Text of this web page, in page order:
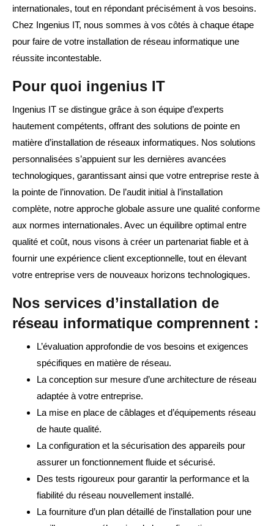
internationales, tout en répondant précisément à vos besoins.
Chez Ingenius IT, nous sommes à vos côtés à chaque étape
pour faire de votre installation de réseau informatique une
réussite incontestable.
Pour quoi ingenius IT
Ingenius IT se distingue grâce à son équipe d’experts
hautement compétents, offrant des solutions de pointe en
matière d’installation de réseaux informatiques. Nos solutions
personnalisées s’appuient sur les dernières avancées
technologiques, garantissant ainsi que votre entreprise reste à
la pointe de l’innovation. De l’audit initial à l’installation
complète, notre approche globale assure une qualité conforme
aux normes internationales. Avec un équilibre optimal entre
qualité et coût, nous visons à créer un partenariat fiable et à
fournir une expérience client exceptionnelle, tout en élevant
votre entreprise vers de nouveaux horizons technologiques.
Nos services d’installation de
réseau informatique comprennent :
L’évaluation approfondie de vos besoins et exigences
spécifiques en matière de réseau.
La conception sur mesure d’une architecture de réseau
adaptée à votre entreprise.
La mise en place de câblages et d’équipements réseau
de haute qualité.
La configuration et la sécurisation des appareils pour
assurer un fonctionnement fluide et sécurisé.
Des tests rigoureux pour garantir la performance et la
fiabilité du réseau nouvellement installé.
La fourniture d’un plan détaillé de l’installation pour une